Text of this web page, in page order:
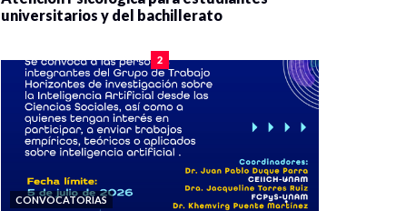
universitarios y del bachillerato
2
CONVOCATORIAS